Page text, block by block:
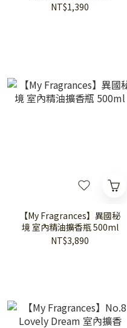
NT$1,390
【My Fragrances】異國秘
境 室內精油擴香瓶 500ml
NT$3,890